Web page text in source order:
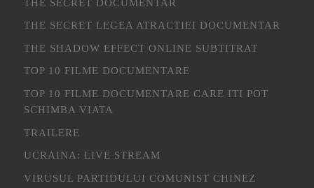
THE SECRET LEGEA ATRACTIEI DOCUMENTAR
THE SHADOW EFFECT ONLINE SUBTITRAT
TOP 10 FILME DOCUMENTARE
TOP 10 FILME DOCUMENTARE CARE ITI POT
SCHIMBA VIATA
TRAILERE
UCRAINA: LIVE STREAM
VIRUSUL PARTIDULUI COMUNIST CHINEZ